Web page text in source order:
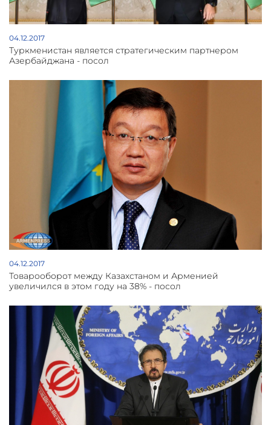
04.12.2017
Туркменистан является стратегическим партнером
Азербайджана - посол
04.12.2017
Товарооборот между Казахстаном и Арменией
увеличился в этом году на 38% - посол